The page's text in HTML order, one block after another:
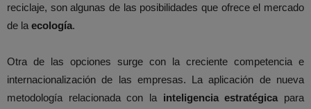
reciclaje, son algunas de las posibilidades que ofrece el mercado
de la ecología.
Otra de las opciones surge con la creciente competencia e
internacionalización de las empresas. La aplicación de nueva
metodología relacionada con la inteligencia estratégica para